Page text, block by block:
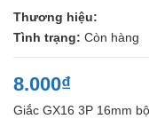
Thương hiệu:
Tình trạng: Còn hàng
8.000₫
Giắc GX16 3P 16mm